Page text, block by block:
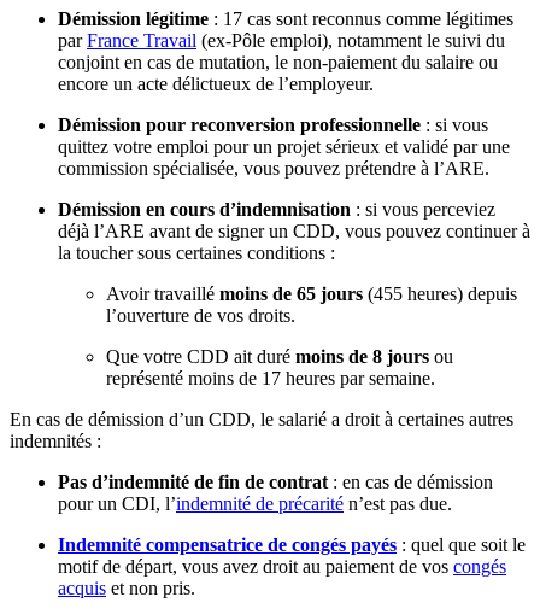
Démission légitime : 17 cas sont reconnus comme légitimes
parFrance Travail (ex-Pôle emploi), notamment le suivi du
conjoint en cas de mutation, le non-paiement du salaire ou
encore un acte délictueux de l’employeur.
Démission pour reconversion professionnelle : si vous
quittez votre emploi pour un projet sérieux et validé par une
commission spécialisée, vous pouvez prétendre à l’ARE.
Démission en cours d’indemnisation : si vous perceviez
déjà l’ARE avant de signer un CDD, vous pouvez continuer à
la toucher sous certaines conditions :
Avoir travaillé moins de 65 jours (455 heures) depuis
l’ouverture de vos droits.
Que votre CDD ait duré moins de 8 jours ou
représenté moins de 17 heures par semaine.
En cas de démission d’un CDD, le salarié a droit à certaines autres
indemnités :
Pas d’indemnité de fin de contrat : en cas de démission
pour un CDI, l’indemnité de précarité n’est pas due.
Indemnité compensatrice de congés payés : quel que soit le
motif de départ, vous avez droit au paiement de vos congés
acquis et non pris.